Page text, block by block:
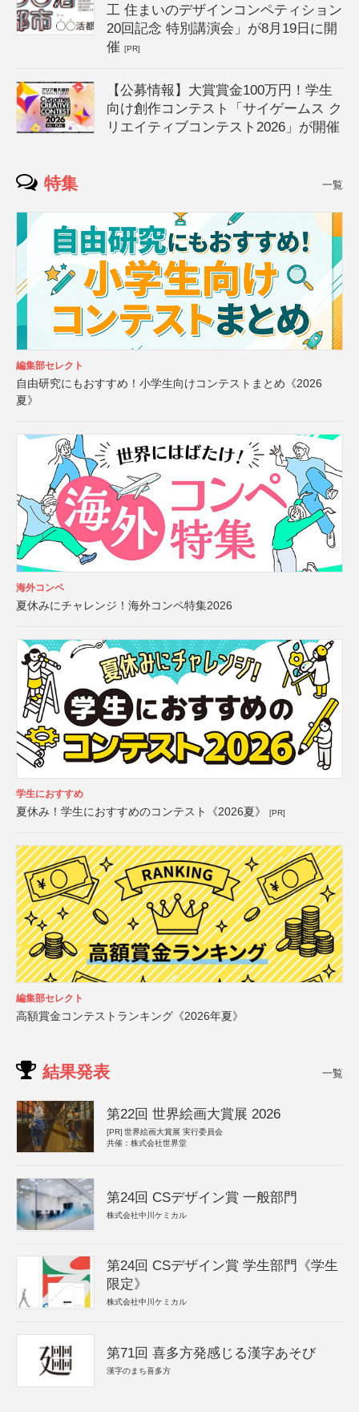
工 住まいのデザインコンペティション
20回記念 特別講演会」が8月19日に開
催[PR]
【公募情報】大賞賞金100万円！学生
向け創作コンテスト「サイゲームス ク
リエイティブコンテスト2026」が開催
特集 一覧
編集部セレクト
自由研究にもおすすめ！小学生向けコンテストまとめ《2026
夏》
海外コンペ
夏休みにチャレンジ！海外コンペ特集2026
学生におすすめ
夏休み！学生におすすめのコンテスト《2026夏》 [PR]
編集部セレクト
高額賞金コンテストランキング《2026年夏》
結果発表 一覧
第22回 世界絵画大賞展 2026
[PR] 世界絵画大賞展 実行委員会
共催：株式会社世界堂
第24回 CSデザイン賞 一般部門
株式会社中川ケミカル
第24回 CSデザイン賞 学生部門《学生
限定》
株式会社中川ケミカル
第71回 喜多方発感じる漢字あそび
漢字のまち喜多方